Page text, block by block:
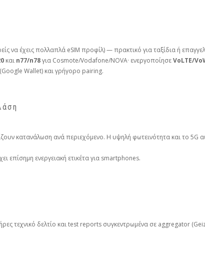
να έχεις πολλαπλά eSIM προφίλ) — πρακτικό για ταξίδια ή
και n77/n78για Cosmote/Vodafone/NOVA· ενεργοποίησεVoLTE/
Wallet) και γρήγορο pairing.
κατανάλωση ανά περιεχόμενο. Η υψηλή φωτεινότητα και το
επίσημη ενεργειακή ετικέτα για smartphones.
τεχνικό δελτίο και test reports συγκεντρωμένα σε aggregator